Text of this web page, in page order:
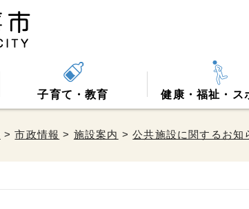
子育て・教育 健康・福祉・ス
>市政情報 > 施設案内 >公共施設に関するお知